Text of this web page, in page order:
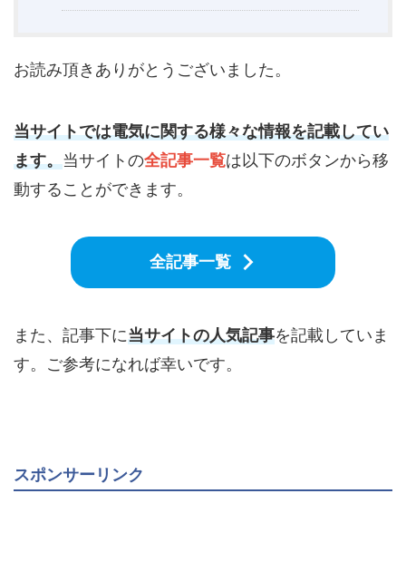
お読み頂きありがとうございました。
当サイトでは電気に関する様々な情報を記載してい
ます。当サイトの全記事一覧は以下のボタンから移
動することができます。
全記事一覧
また、記事下に当サイトの人気記事を記載していま
す。ご参考になれば幸いです。
スポンサーリンク